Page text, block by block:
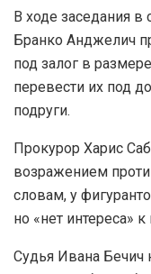
В ходе заседания
Бранко Анджелич
под залог в
перевести их под
подруги.
Прокурор Харис
возражением
словам, у
но «нет интереса»
Судья Ивана Бечич